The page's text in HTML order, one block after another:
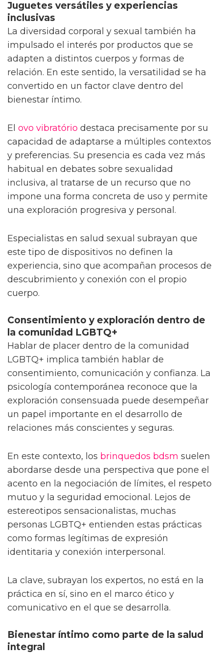
Juguetes versátiles y experiencias
inclusivas
La diversidad corporal y sexual también ha
impulsado el interés por productos que se
adapten a distintos cuerpos y formas de
relación. En este sentido, la versatilidad se ha
convertido en un factor clave dentro del
bienestar íntimo.
El ovo vibratório destaca precisamente por su
capacidad de adaptarse a múltiples contextos
y preferencias. Su presencia es cada vez más
habitual en debates sobre sexualidad
inclusiva, al tratarse de un recurso que no
impone una forma concreta de uso y permite
una exploración progresiva y personal.
Especialistas en salud sexual subrayan que
este tipo de dispositivos no definen la
experiencia, sino que acompañan procesos de
descubrimiento y conexión con el propio
cuerpo.
Consentimiento y exploración dentro de
la comunidad LGBTQ+
Hablar de placer dentro de la comunidad
LGBTQ+ implica también hablar de
consentimiento, comunicación y confianza. La
psicología contemporánea reconoce que la
exploración consensuada puede desempeñar
un papel importante en el desarrollo de
relaciones más conscientes y seguras.
En este contexto, los brinquedos bdsm suelen
abordarse desde una perspectiva que pone el
acento en la negociación de límites, el respeto
mutuo y la seguridad emocional. Lejos de
estereotipos sensacionalistas, muchas
personas LGBTQ+ entienden estas prácticas
como formas legítimas de expresión
identitaria y conexión interpersonal.
La clave, subrayan los expertos, no está en la
práctica en sí, sino en el marco ético y
comunicativo en el que se desarrolla.
Bienestar íntimo como parte de la salud
integral